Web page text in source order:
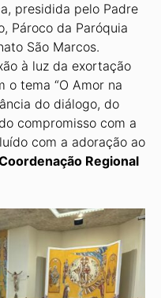
presidida pelo Padre
Pároco da Paró­quia
São Marcos.
à luz da exortação
o tema “O Amor na
do diálogo, do
compromisso com a
com a adoração ao
Regional